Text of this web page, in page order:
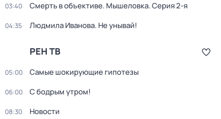
03:40 Смерть в объективе. Мышеловка. Серия 2-я
04:35 Людмила Иванова. Не унывай!
РЕН ТВ
05:00 Самые шoкиpующие гипотезы
06:00 С бодрым утром!
08:30 Новости